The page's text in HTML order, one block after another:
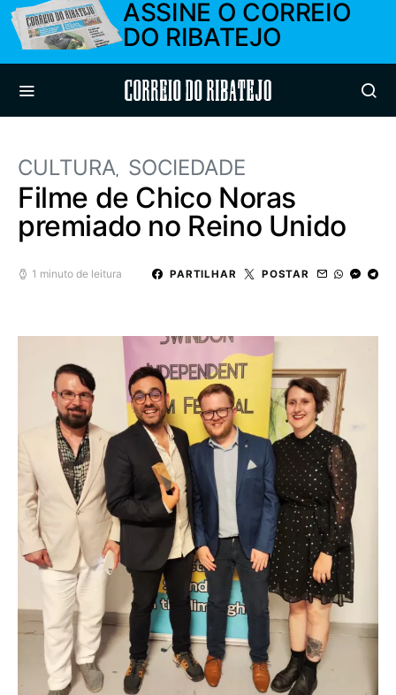
ASSINE O CORREIO
DO RIBATEJO
Correio do Ribatejo
CULTURA SOCIEDADE
Filme de Chico Noras
premiado no Reino Unido
1 minuto de leitura PARTILHAR POSTAR